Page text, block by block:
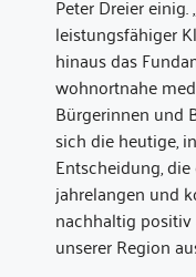
Peter Dreier
leistungsfähiger
hinaus das
wohnortnahe
Bürgerinnen und
sich die heutige,
Entscheidung,
jahrelangen und
nachhaltig
unserer Region